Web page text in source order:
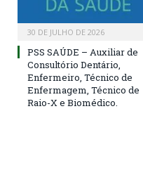
30 DE JULHO DE 2026
PSS SAÚDE – Auxiliar de
Consultório Dentário,
Enfermeiro, Técnico de
Enfermagem, Técnico de
Raio-X e Biomédico.